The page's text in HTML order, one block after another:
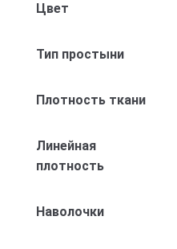
Цвет
Тип простыни
Плотность ткани
Линейная
плотность
Наволочки